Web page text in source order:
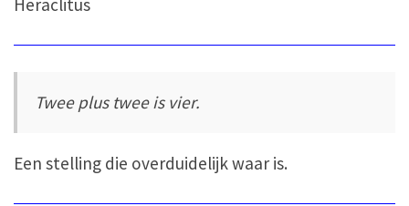
Heraclitus
Twee plus twee is vier.
Een stelling die overduidelijk waar is.